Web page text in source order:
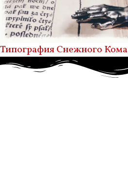
Типография Снежного Кома